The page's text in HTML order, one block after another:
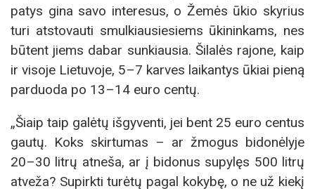
patys gina savo interesus, o Žemės ūkio skyrius
turi atstovauti smulkiausiesiems ūkininkams, nes
būtent jiems dabar sunkiausia. Šilalės rajone, kaip
ir visoje Lietuvoje, 5–7 karves laikantys ūkiai pieną
parduoda po 13–14 euro centų.
„Šiaip taip galėtų išgyventi, jei bent 25 euro centus
gautų. Koks skirtumas – ar žmogus bidonėlyje
20–30 litrų atneša, ar į bidonus supylęs 500 litrų
atveža? Supirkti turėtų pagal kokybę, o ne už kiekį